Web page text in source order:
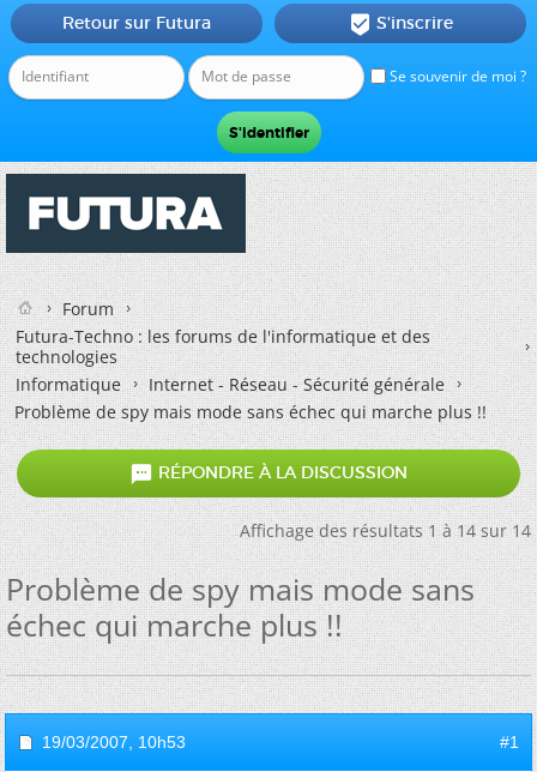
Se souvenir de moi ?
Retour sur Futura  S'inscrire
Forum
Futura-Techno : les forums de l'informatique et des
technologies
Informatique
Internet - Réseau - Sécurité générale
Problème de spy mais mode sans échec qui marche plus !!
 RÉPONDRE À LA DISCUSSION
Affichage des résultats 1 à 14 sur 14
Problème de spy mais mode sans
échec qui marche plus !!
19/03/2007, 10h53 #1